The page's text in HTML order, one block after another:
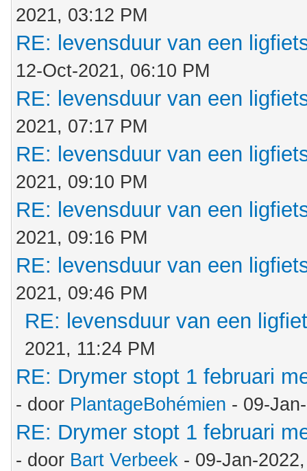
2021, 03:12 PM
RE: levensduur van een
12-Oct-2021, 06:10 PM
RE: levensduur van een
2021, 07:17 PM
RE: levensduur van een
2021, 09:10 PM
RE: levensduur van een
2021, 09:16 PM
RE: levensduur van een
2021, 09:46 PM
RE: levensduur van een
2021, 11:24 PM
RE: Drymer stopt 1 februari
- door PlantageBohémien - 09-
RE: Drymer stopt 1 februari
- door Bart Verbeek - 09-Jan-